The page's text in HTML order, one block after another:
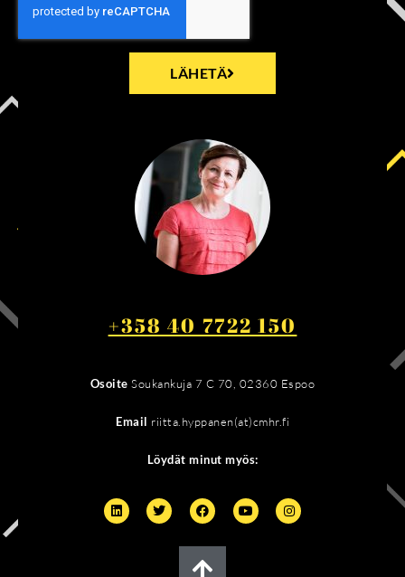
LÄHETÄ
+358 40 7722 150
OsoiteSoukankuja 7 C 70, 02360 Espoo
Email riitta.hyppanen(at)cmhr.fi
Löydät minut myös: